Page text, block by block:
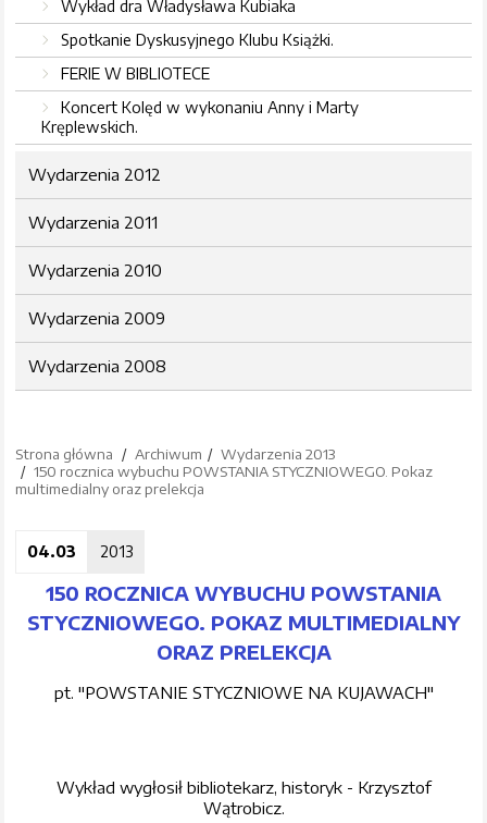
Wykład dra Władysława Kubiaka
Spotkanie Dyskusyjnego Klubu Książki.
FERIE W BIBLIOTECE
Koncert Kolęd w wykonaniu Anny i Marty
Kręplewskich.
Wydarzenia 2012
Wydarzenia 2011
Wydarzenia 2010
Wydarzenia 2009
Wydarzenia 2008
Strona główna Archiwum
Wydarzenia 2013
150 rocznica wybuchu POWSTANIA STYCZNIOWEGO. Pokaz
multimedialny oraz prelekcja
04.03 2013
150 ROCZNICA WYBUCHU POWSTANIA
STYCZNIOWEGO. POKAZ MULTIMEDIALNY
ORAZ PRELEKCJA
pt. "POWSTANIE STYCZNIOWE NA KUJAWACH"
Wykład wygłosił bibliotekarz, historyk - Krzysztof
Wątrobicz.